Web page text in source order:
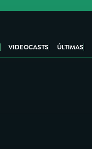
VIDEOCASTS ÚLTIMAS